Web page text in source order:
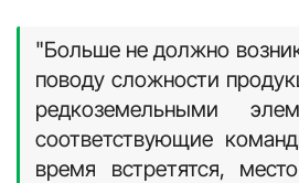
"Больше не должно
поводу сложности
редкоземельными
соответствующие
время встретятся,